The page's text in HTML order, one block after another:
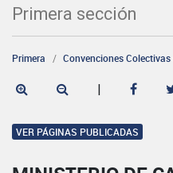
Primera sección
Primera Convenciones
|
VER PÁGINAS PUBLICADAS